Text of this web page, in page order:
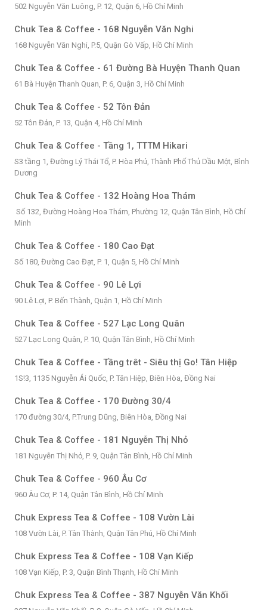
502 Nguyễn Văn Luông, P. 12, Quận 6, Hồ Chí Minh
Chuk Tea & Coffee - 168 Nguyễn Văn Nghi
168 Nguyễn Văn Nghi, P.5, Quận Gò Vấp, Hồ Chí Minh
Chuk Tea & Coffee - 61 Đường Bà Huyện Thanh Quan
61 Bà Huyện Thanh Quan, P. 6, Quận 3, Hồ Chí Minh
Chuk Tea & Coffee - 52 Tôn Đản
52 Tôn Đản, P. 13, Quận 4, Hồ Chí Minh
Chuk Tea & Coffee - Tầng 1, TTTM Hikari
S3 tầng 1, Đường Lý Thái Tổ, P. Hòa Phú, Thành Phố Thủ Dầu Một, Bình
Dương
Chuk Tea & Coffee - 132 Hoàng Hoa Thám
Số 132, Đường Hoàng Hoa Thám, Phường 12, Quận Tân Bình, Hồ Chí
Minh
Chuk Tea & Coffee - 180 Cao Đạt
Số 180, Đường Cao Đạt, P. 1, Quận 5, Hồ Chí Minh
Chuk Tea & Coffee - 90 Lê Lợi
90 Lê Lợi, P. Bến Thành, Quận 1, Hồ Chí Minh
Chuk Tea & Coffee - 527 Lạc Long Quân
527 Lạc Long Quân, P. 10, Quận Tân Bình, Hồ Chí Minh
Chuk Tea & Coffee - Tầng trêt - Siêu thị Go! Tân Hiệp
1S!3, 1135 Nguyễn Ái Quốc, P. Tân Hiệp, Biên Hòa, Đồng Nai
Chuk Tea & Coffee - 170 Đường 30/4
170 đường 30/4, P.Trung Dũng, Biên Hòa, Đồng Nai
Chuk Tea & Coffee - 181 Nguyễn Thị Nhỏ
181 Nguyễn Thị Nhỏ, P. 9, Quận Tân Bình, Hồ Chí Minh
Chuk Tea & Coffee - 960 Âu Cơ
960 Âu Cơ, P. 14, Quận Tân Bình, Hồ Chí Minh
Chuk Express Tea & Coffee - 108 Vườn Lài
108 Vườn Lài, P. Tân Thành, Quận Tân Phú, Hồ Chí Minh
Chuk Express Tea & Coffee - 108 Vạn Kiếp
108 Vạn Kiếp, P. 3, Quận Bình Thạnh, Hồ Chí Minh
Chuk Express Tea & Coffee - 387 Nguyễn Văn Khối